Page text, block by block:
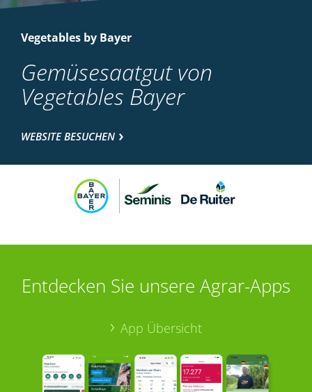
Vegetables by Bayer
Gemüsesaatgut von
Vegetables Bayer
WEBSITE BESUCHEN
Entdecken Sie unsere Agrar-Apps
App Übersicht